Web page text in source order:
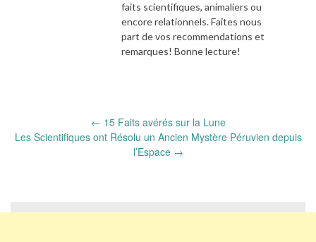
faits scientifiques, animaliers ou
encore relationnels. Faites nous
part de vos recommendations et
remarques! Bonne lecture!
navigation
← 15 Faits avérés sur la Lune
Les Scientifiques ont Résolu un Ancien Mystère Péruvien depuis
l’Espace →